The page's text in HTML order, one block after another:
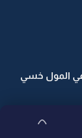
المول خسي